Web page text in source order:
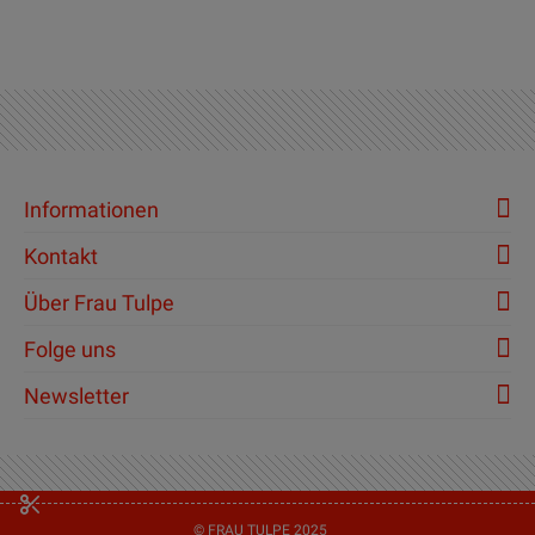
Informationen
Kontakt
Über Frau Tulpe
Folge uns
Newsletter
© FRAU TULPE 2025